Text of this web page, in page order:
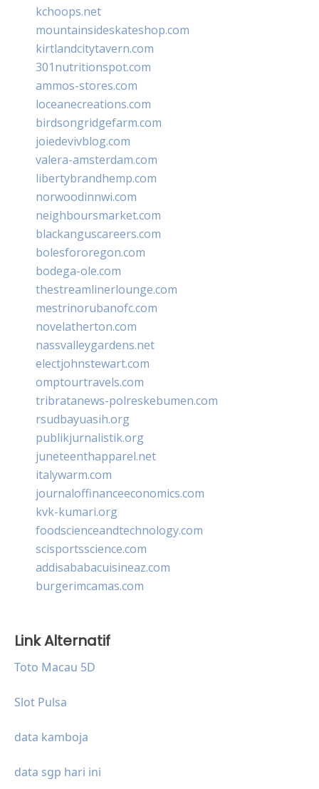
kchoops.net
mountainsideskateshop.com
kirtlandcitytavern.com
301nutritionspot.com
ammos-stores.com
loceanecreations.com
birdsongridgefarm.com
joiedevivblog.com
valera-amsterdam.com
libertybrandhemp.com
norwoodinnwi.com
neighboursmarket.com
blackanguscareers.com
bolesfororegon.com
bodega-ole.com
thestreamlinerlounge.com
mestrinorubanofc.com
novelatherton.com
nassvalleygardens.net
electjohnstewart.com
omptourtravels.com
tribratanews-polreskebumen.com
rsudbayuasih.org
publikjurnalistik.org
juneteenthapparel.net
italywarm.com
journaloffinanceeconomics.com
kvk-kumari.org
foodscienceandtechnology.com
scisportsscience.com
addisababacuisineaz.com
burgerimcamas.com
Link Alternatif
Toto Macau 5D
Slot Pulsa
data kamboja
data sgp hari ini